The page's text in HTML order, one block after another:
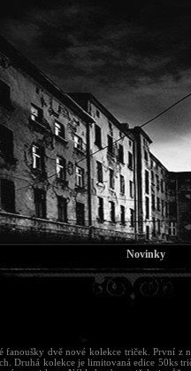
Novinky
fanoušky dvě nové kolekce triček. První z
Druhá kolekce je limitovaná edice 50ks